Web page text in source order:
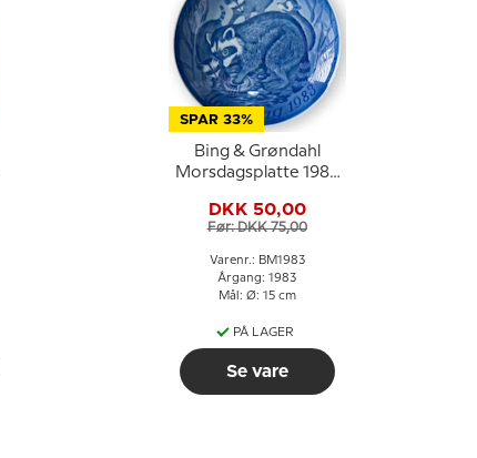
SPAR 33%
Bing & Grøndahl
Morsdagsplatte 1983
DKK 50,00
Før: DKK 75,00
Varenr.: BM1983
Årgang: 1983
Mål: Ø: 15 cm
PÅ LAGER
Se vare